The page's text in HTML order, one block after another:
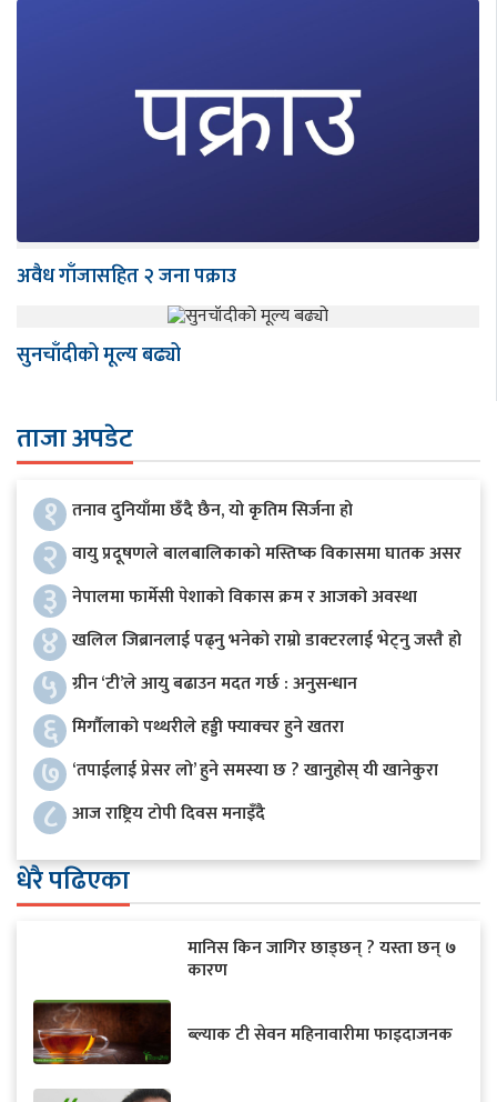
अवैध गाँजासहित २ जना पक्राउ
सुनचाँदीको मूल्य बढ्यो
ताजा अपडेट
१ तनाव दुनियाँमा छँदै छैन, यो कृतिम सिर्जना हो
२ वायु प्रदूषणले बालबालिकाको मस्तिष्क विकासमा घातक असर
३ नेपालमा फार्मेसी पेशाको विकास क्रम र आजको अवस्था
४ खलिल जिब्रानलाई पढ्नु भनेको राम्रो डाक्टरलाई भेट्नु जस्तै हो
५ ग्रीन ‘टी’ले आयु बढाउन मदत गर्छ : अनुसन्धान
६ मिर्गौलाको पथ्थरीले हड्डी फ्याक्चर हुने खतरा
७ ‘तपाईलाई प्रेसर लो’ हुने समस्या छ ? खानुहोस् यी खानेकुरा
८ आज राष्ट्रिय टोपी दिवस मनाइँदै
धेरै पढिएका
मानिस किन जागिर छाड्छन् ? यस्ता छन् ७
कारण
ब्ल्याक टी सेवन महिनावारीमा फाइदाजनक